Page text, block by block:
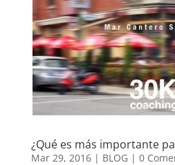
¿Qué es más importante
Mar 29, 2016| BLOG | 0